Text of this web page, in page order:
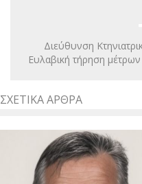
Διεύθυνση
Ευλαβική τήρηση
ΣΧΕΤΙΚΆ ΆΡΘΡΑ